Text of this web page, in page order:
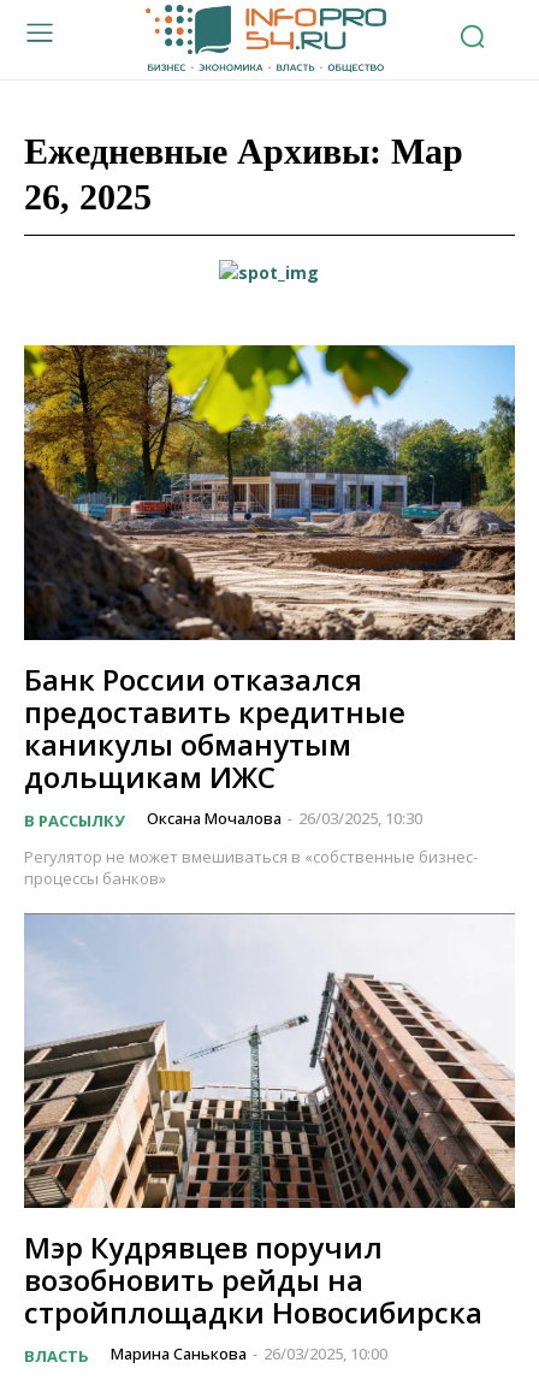
Ежедневные Архивы: Мар
26, 2025
Банк России отказался
предоставить кредитные
каникулы обманутым
дольщикам ИЖС
В РАССЫЛКУ Оксана Мочалова - 26/03/2025, 10:30
Регулятор не может вмешиваться в «собственные бизнес-
процессы банков»
Мэр Кудрявцев поручил
возобновить рейды на
стройплощадки Новосибирска
ВЛАСТЬ Марина Санькова - 26/03/2025, 10:00